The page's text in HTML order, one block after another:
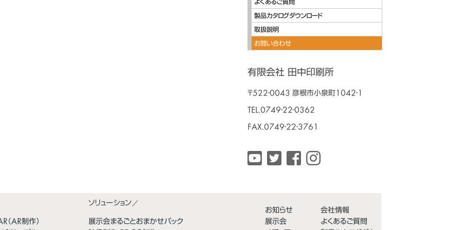
よくあるご質問
製品カタログダウンロード
取扱説明
お問い合わせ
有限会社 田中印刷所
〒522-0043 彦根市小泉町1042-1
TEL.0749-22-0362
FAX.0749-22-3761
（AR制作） 展示会まるごとおまかせパック
お知らせ
展示会
会社情報
よくあるご質問